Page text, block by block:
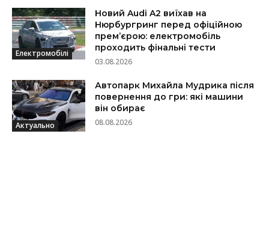
Електромобілі
Новий Audi A2 виїхав на
Нюрбургринг перед офіційною
прем’єрою: електромобіль
проходить фінальні тести
03.08.2026
Актуально
Автопарк Михайла Мудрика після
повернення до гри: які машини
він обирає
08.08.2026